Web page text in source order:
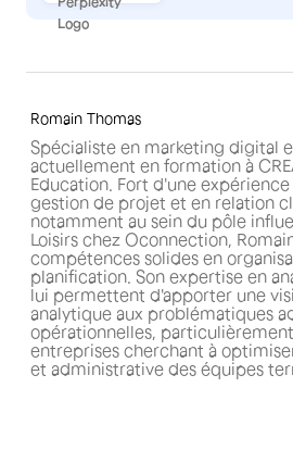
Romain Thomas
Spécialiste en marketing digital
actuellement en formation à
Education. Fort d'une
gestion de projet et en relation
notamment au sein du pôle
Loisirs chez Oconnection,
compétences solides en
planification. Son expertise en
lui permettent d'apporter une
analytique aux problématiques
opérationnelles,
entreprises cherchant à
et administrative des équipes